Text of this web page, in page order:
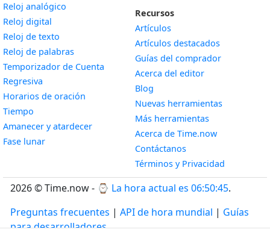
Reloj analógico
Reloj digital
Reloj de texto
Reloj de palabras
Temporizador de Cuenta
Regresiva
Horarios de oración
Tiempo
Amanecer y atardecerWidget
Fase lunarWidget
Recursos
Artículos
Artículos destacados
Guías del comprador
Acerca del editor
Blog
Nuevas herramientas
Más herramientas
Acerca de Time.now
Contáctanos
Términos y Privacidad
2026 © Time.now - ⌚ La hora actual es 06:50:46.
Preguntas frecuentes | API de hora mundial | Guías
para desarrolladores